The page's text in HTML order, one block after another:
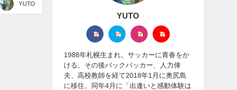
YUTO
YUTO
1988年札幌生まれ。サッカーに青春をか
ける。その後バックパッカー、人力俥
夫、高校教師を経て2018年1月に奥尻島
に移住。同年4月に「出逢いと感動体験は